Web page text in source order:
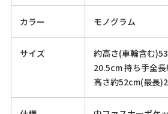
カラー モノグラム
サイズ
約高さ(車輪含む
20.5cm 持ち手全
高さ約52cm(最長